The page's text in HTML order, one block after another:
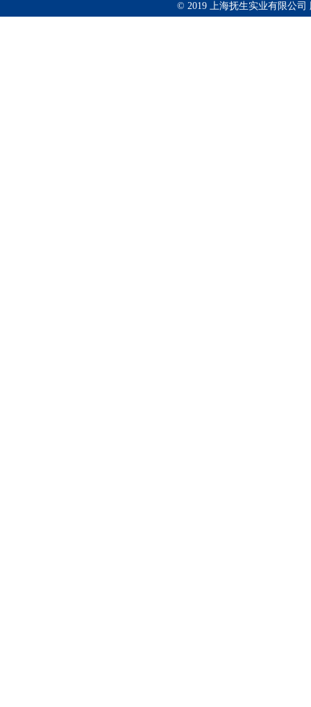
© 2019 上海抚生实业有限公司